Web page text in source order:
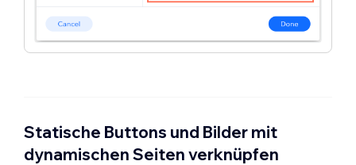
Statische Buttons und Bilder mit
dynamischen Seiten verknüpfen